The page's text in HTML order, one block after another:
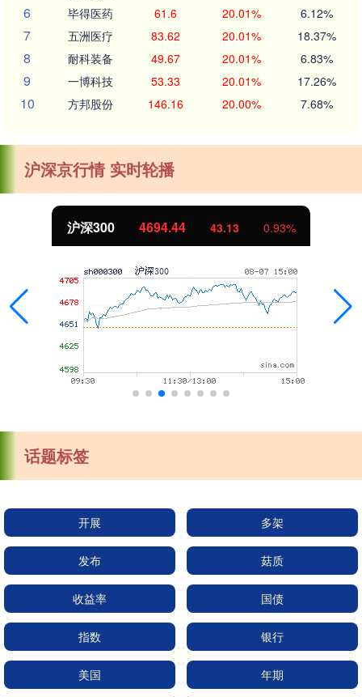
6 毕得医药 61.6 20.01% 6.12%
7 五洲医疗 83.62 20.01% 18.37%
8 耐科装备 49.67 20.01% 6.83%
9 一博科技 53.33 20.01% 17.26%
10 方邦股份 146.16 20.00% 7.68%
沪深京行情 实时轮播
沪深300 4694.44 43.13 0.93%
话题标签
开展 多架
发布 菇质
收益率 国债
指数 银行
美国 年期